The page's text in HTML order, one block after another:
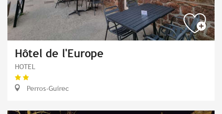
Hôtel de l'Europe
HOTEL
Perros-Guirec